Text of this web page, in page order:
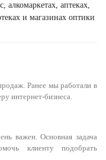
алкомаркетах, аптеках,
и магазинах оптики
Ранее мы работали в
интернет-бизнеса.
важен. Основная задача
клиенту подобрать